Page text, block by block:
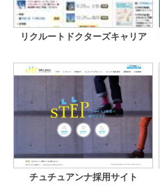
リクルートドクターズキャリア
チュチュアンナ採用サイト